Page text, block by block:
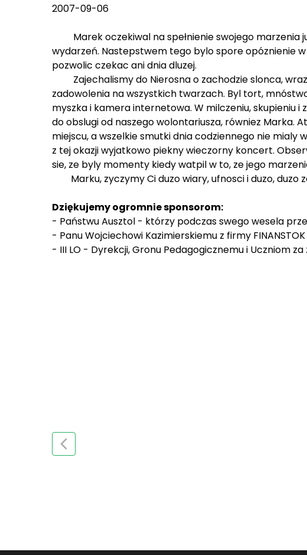
2007-09-06
Marek oczekiwal na spełnienie swojego marzenia
wydarzeń. Nastepstwem tego bylo spore opóznienie
pozwolic czekac ani dnia dluzej.
Zajechalismy do Nierosna o zachodzie slonca,
zadowolenia na wszystkich twarzach. Byl tort,
myszka i kamera internetowa. W milczeniu, skupieniu
do obslugi od naszego wolontariusza, równiez Marka.
miejscu, a wszelkie smutki dnia codziennego nie mialy
z tej okazji wyjatkowo piekny wieczorny koncert.
sie, ze byly momenty kiedy watpil w to, ze jego
Marku, zyczymy Ci duzo wiary, ufnosci i duzo, duzo
Dziękujemy ogromnie sponsorom:
- Państwu Ausztol - którzy podczas swego wesela
- Panu Wojciechowi Kazimierskiemu z firmy
- III LO - Dyrekcji, Gronu Pedagogicznemu i Uczniom